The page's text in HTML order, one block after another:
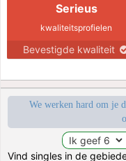
Serieus
kwaliteitsprofielen
Bevestigde kwaliteit
We werken hard om je
Vind singles in de